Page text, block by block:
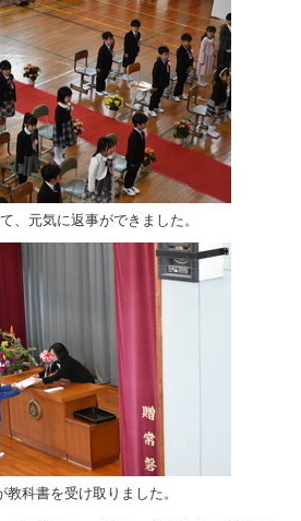
、元気に返事ができました。
教科書を受け取りました。